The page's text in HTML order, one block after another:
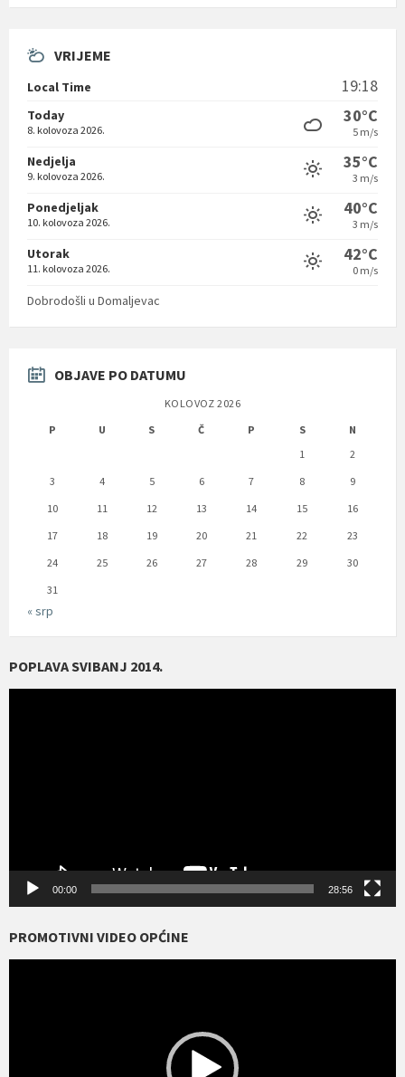
VRIJEME
Local Time 19:18
Today
8. kolovoza 2026.
30°C
5 m/s
Nedjelja
9. kolovoza 2026.
35°C
3 m/s
Ponedjeljak
10. kolovoza 2026.
40°C
3 m/s
Utorak
11. kolovoza 2026.
42°C
0 m/s
Dobrodošli u Domaljevac
OBJAVE PO DATUMU
KOLOVOZ 2026
P
U S Č P S
N
1
2
3
4 5 6 7 8
9
10
11 12 13 14 15
16
17
18 19 20 21 22
23
24
25 26 27 28 29
30
31
« srp
POPLAVA SVIBANJ 2014.
00:00 28:56
PROMOTIVNI VIDEO OPĆINE